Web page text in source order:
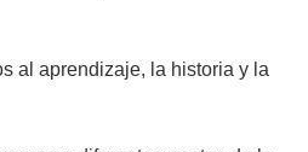
al aprendizaje, la historia y la